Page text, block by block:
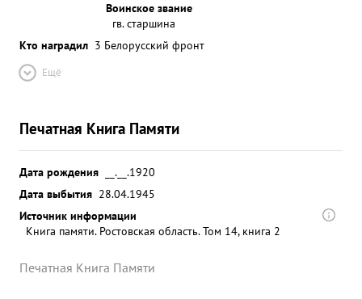
Воинское звание
гв. старшина
Кто наградил 3 Белорусский фронт
Ещё
Печатная Книга Памяти
Дата рождения
__.__.1920
Дата выбытия 28.04.1945
Источник информации
Книга памяти. Ростовская область. Том 14, книга 2
Печатная Книга Памяти